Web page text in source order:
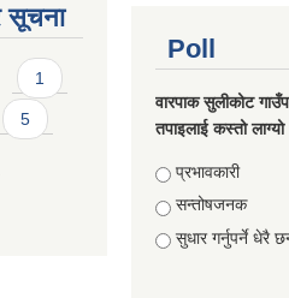
सूचना
1
5
Poll
वारपाक सुलीकोट
तपाइलाई कस्तो
Choices
प्रभावकारी
सन्तोषजनक
सुधार गर्नुपर्ने धेरै